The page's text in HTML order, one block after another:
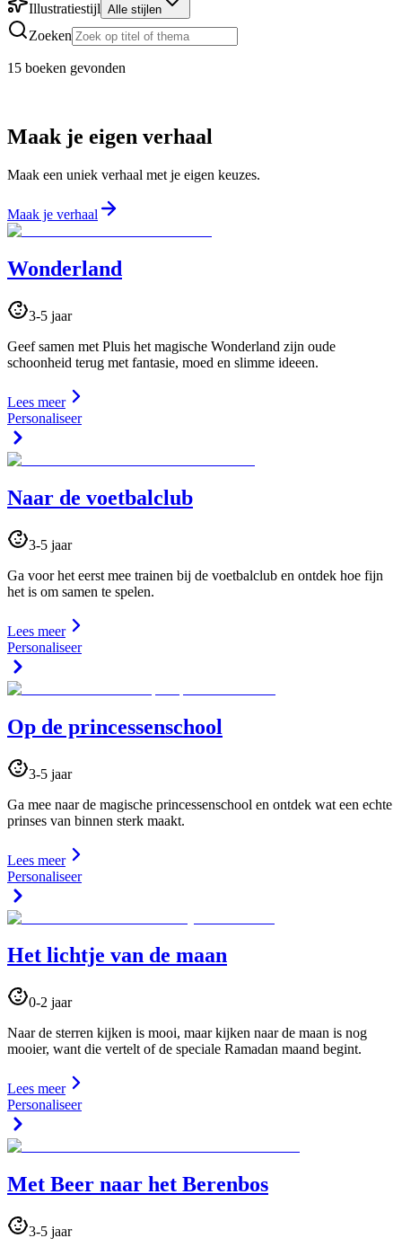
Illustratiestijl Alle stijlen
Zoeken
15 boeken gevonden
Maak je eigen verhaal
Maak een uniek verhaal met je eigen keuzes.
Maak je verhaal
Wonderland
3-5 jaar
Geef samen met Pluis het magische Wonderland zijn oude
schoonheid terug met fantasie, moed en slimme ideeen.
Lees meer
Personaliseer
Naar de voetbalclub
3-5 jaar
Ga voor het eerst mee trainen bij de voetbalclub en ontdek hoe fijn
het is om samen te spelen.
Lees meer
Personaliseer
Op de princessenschool
3-5 jaar
Ga mee naar de magische princessenschool en ontdek wat een echte
prinses van binnen sterk maakt.
Lees meer
Personaliseer
Het lichtje van de maan
0-2 jaar
Naar de sterren kijken is mooi, maar kijken naar de maan is nog
mooier, want die vertelt of de speciale Ramadan maand begint.
Lees meer
Personaliseer
Met Beer naar het Berenbos
3-5 jaar